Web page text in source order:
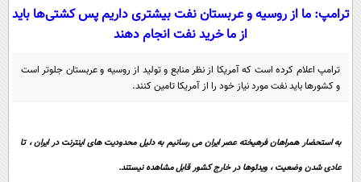
اقتصادی
خودرو
جامعه
اجتماعی
حوادث
سلامت
ورزشی
بین الملل
سیاست خارجی
فرهنگ و هنر
فناوری و It
علمی
قرآن
گوناگون
ترامپ: ما از روسیه و عربستان نفت بیشتری داریم پس کشتی‌ها باید
از ما خرید نفت انجام دهند
ترامپ اعلام کرده است که آمریکا از نظر منابع و تولید از روسیه و عربستان جلوتر است
و کشور‌ها باید نفت مورد نیاز خود را از آمریکا تامین کنند.
به استحضار همراهان فرهیخته عصر ایران می رسانیم به دلیل محدودیت های اینترنت در ایران ، تا
عادی شدن وضعیت ، ویدئوها در خارج کشور قابل مشاهده نیستند.